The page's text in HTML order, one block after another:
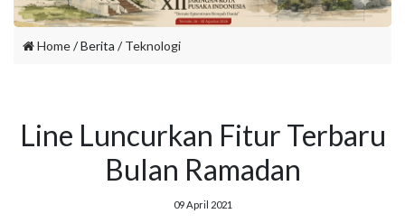
Home/ Berita /Teknologi
Line Luncurkan Fitur Terbaru
Bulan Ramadan
09 April 2021